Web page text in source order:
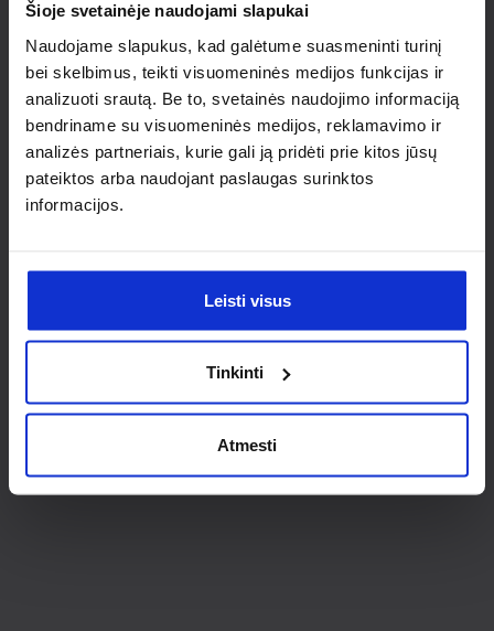
Šioje svetainėje naudojami slapukai
Naudojame slapukus, kad galėtume suasmeninti turinį
bei skelbimus, teikti visuomeninės medijos funkcijas ir
analizuoti srautą. Be to, svetainės naudojimo informaciją
bendriname su visuomeninės medijos, reklamavimo ir
analizės partneriais, kurie gali ją pridėti prie kitos jūsų
pateiktos arba naudojant paslaugas surinktos
informacijos.
Leisti visus
Tinkinti
Atmesti
sprendimo?
Susisiek su mumis dėl
nestandartinio produkto aptarimo.
Susisiekti